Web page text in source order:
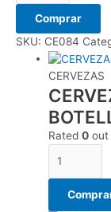
Comprar
SKU: CE084
CERVEZAS
Rated0 out